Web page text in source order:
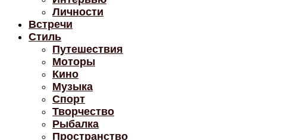
Личности
Встречи
Стиль
Путешествия
Моторы
Кино
Музыка
Спорт
Творчество
Рыбалка
Пространство